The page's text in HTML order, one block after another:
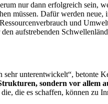
nur dann erfolgreich sein,
müssen. Dafür werden
und
aufstrebenden
unterentwickelt“, betonte
sondern vor allem
die es schaffen, können zu